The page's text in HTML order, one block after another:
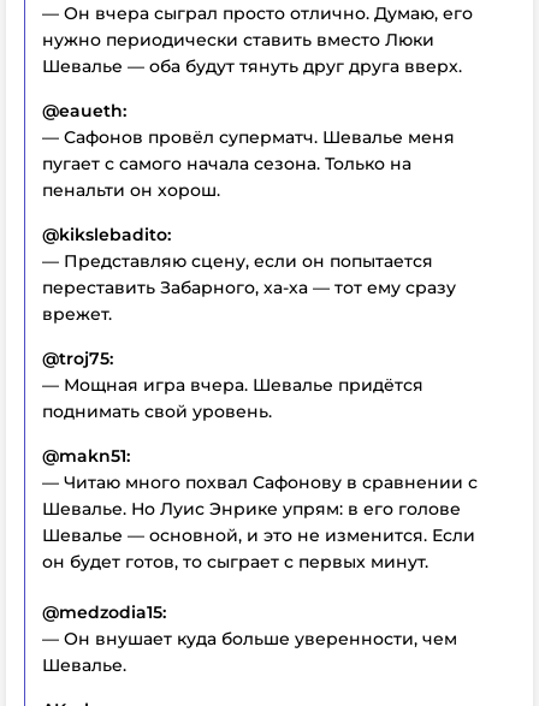
— Он вчера сыграл просто отлично. Думаю, его
нужно периодически ставить вместо Люки
Шевалье — оба будут тянуть друг друга вверх.
@eaueth:
— Сафонов провёл суперматч. Шевалье меня
пугает с самого начала сезона. Только на
пенальти он хорош.
@kikslebadito:
— Представляю сцену, если он попытается
переставить Забарного, ха-ха — тот ему сразу
врежет.
@troj75:
— Мощная игра вчера. Шевалье придётся
поднимать свой уровень.
@makn51:
— Читаю много похвал Сафонову в сравнении с
Шевалье. Но Луис Энрике упрям: в его голове
Шевалье — основной, и это не изменится. Если
он будет готов, то сыграет с первых минут.
@medzodia15:
— Он внушает куда больше уверенности, чем
Шевалье.